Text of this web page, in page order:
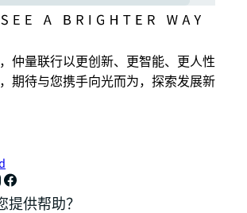
仲量联行以更创新、更智能、更人性
期待与您携手向光而为，探索发展新
提供帮助？